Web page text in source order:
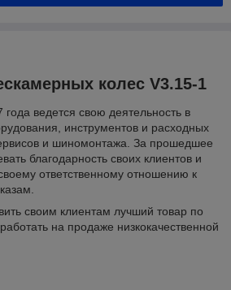
колес V3.15-1
ведется свою деятельность в
инструментов и расходных
и шиномонтажа. За прошедшее
благодарность своих клиентов и
ответственному отношению к
своим клиентам лучший товар по
на продаже низкокачественной